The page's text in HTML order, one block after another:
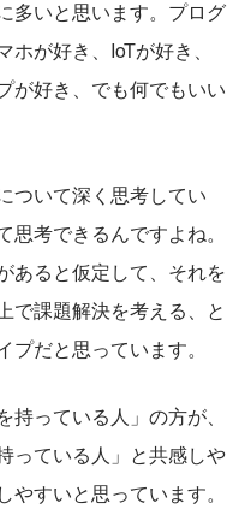
多いと思います。プログ
が好き、IoTが好き、
が好き、でも何でもいい
ついて深く思考してい
考できるんですよね。
あると仮定して、それを
で課題解決を考える、と
だと思っています。
っている人」の方が、
っている人」と共感しや
すいと思っています。